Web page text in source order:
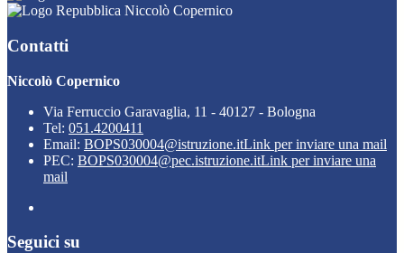
Niccolò Copernico
Contatti
Niccolò Copernico
Via Ferruccio Garavaglia, 11 - 40127 - Bologna
Tel: 051.4200411
Email: BOPS030004@istruzione.itLink per inviare una mail
PEC: BOPS030004@pec.istruzione.itLink per inviare una
mail
Seguici su